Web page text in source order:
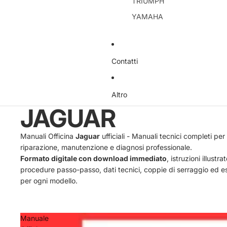
YAMAHA
Contatti
Altro
JAGUAR
Manuali Officina Jaguar ufficiali - Manuali tecnici completi per
riparazione, manutenzione e diagnosi professionale.
Formato digitale con download immediato, istruzioni
procedure passo-passo, dati tecnici, coppie di serraggio ed
per ogni modello.
Manuale